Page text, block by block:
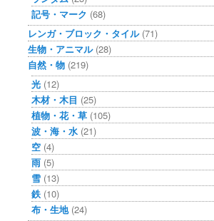
記号・マーク (68)
レンガ・ブロック・タイル(71)
生物・アニマル(28)
自然・物 (219)
光 (12)
木材・木目 (25)
植物・花・草 (105)
波・海・水 (21)
空 (4)
雨 (5)
雪 (13)
鉄 (10)
布・生地(24)